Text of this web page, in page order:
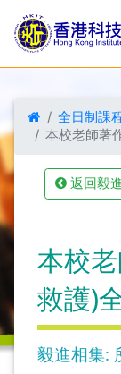
全日制課
本校老師著
返回毅
本校
救護)
毅進相集: